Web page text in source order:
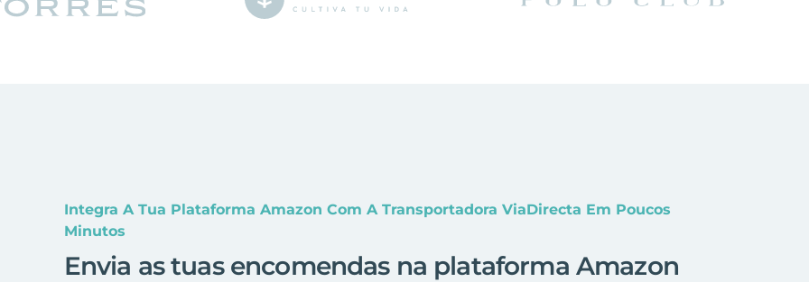
Integra A Tua Plataforma Amazon Com A Transportadora ViaDirecta Em Poucos
Minutos
Envia as tuas encomendas na plataforma Amazon